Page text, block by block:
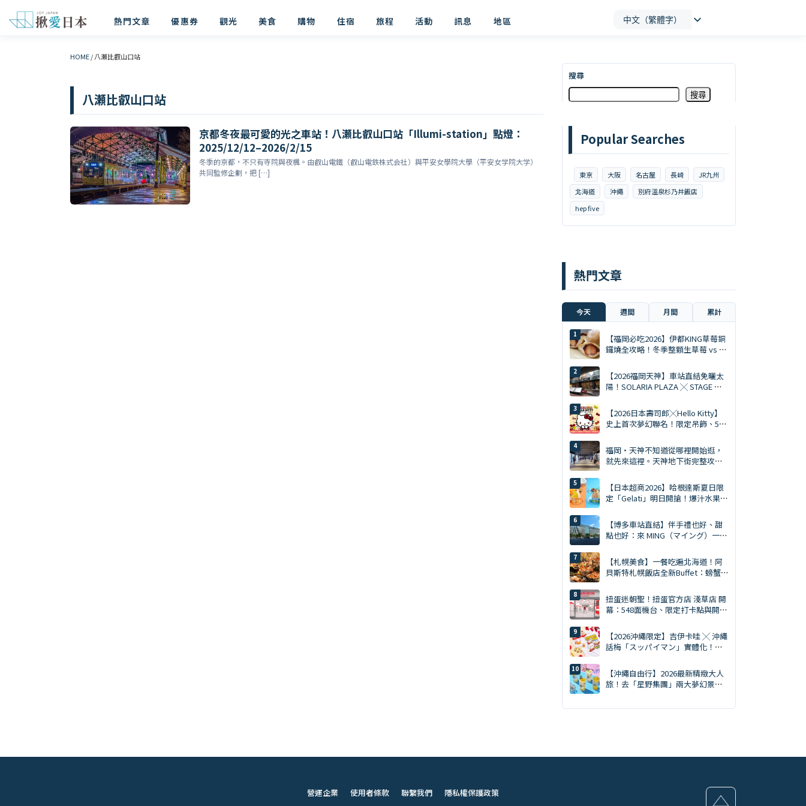
熱門文章 優惠券 觀光 美食 購物 住宿 旅程 活動 訊息 地區 中文（繁體字）
HOME/八瀬比叡山口站
八瀬比叡山口站
京都冬夜最可愛的光之車站！八瀬比叡山口站「Illumi-station」點燈：
2025/12/12–2026/2/15
冬季的京都，不只有寺院與夜楓。由叡山電鐵（叡山電鉄株式会社）與平安女學院大學（平安女学院大学）
共同監修企劃，把 […]
搜尋
搜尋
Popular Searches
東京 大阪 名古屋 長崎
JR九州
北海道
沖繩
別府溫泉杉乃井飯店
hep five
熱門文章
今天 週間 月間 累計
【福岡必吃2026】伊都KING草莓銅
鑼燒全攻略！冬季整顆生草莓 vs 夏
【2026福岡天神】車站直結免曬太
陽！SOLARIA PLAZA ╳ STAGE 必
【2026日本壽司郎╳Hello Kitty】
史上首次夢幻聯名！限定吊飾、5%
福岡・天神不知道從哪裡開始逛，
就先來這裡。天神地下街完整攻略
【日本超商2026】哈根達斯夏日限
定「Gelati」明日開搶！爆汁水果、
【博多車站直結】伴手禮也好、甜
點也好：來 MING（マイング）一次
（2026年版）
【札幌美食】一餐吃遍北海道！阿
貝斯特札幌飯店全新Buffet：螃蟹
湯咖哩
扭蛋迷朝聖！扭蛋官方店 淺草店 開
幕：548面機台、限定打卡點與開幕
【2026沖繩限定】吉伊卡哇 ╳ 沖繩
話梅「スッパイマン」實體化！黃
【沖繩自由行】2026最新精緻大人
旅！去「星野集團」兩大夢幻景點
微醺提案
營運企業 使用者條款 聯繫我們 隱私權保護政策